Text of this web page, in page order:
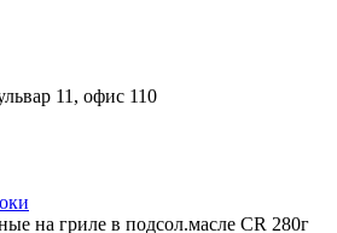
11, офис 110
на гриле в подсол.масле CR 280г